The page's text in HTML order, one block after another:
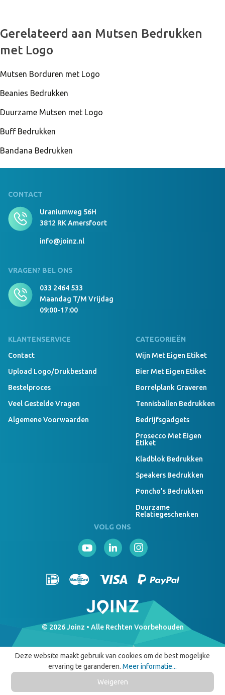
Beanie With Brim Borduring 12x6 cm donkergrijs
Beanie With Brim geen Flessengroen
Beanie With Brim geen navy
Gerelateerd aan Mutsen Bedrukken
met Logo
Mutsen Borduren met Logo
Beanies Bedrukken
Duurzame Mutsen met Logo
Buff Bedrukken
Bandana Bedrukken
CONTACT
Uraniumweg 56H
3812 RK Amersfoort
info@joinz.nl
VRAGEN? BEL ONS
033 2464 533
Maandag T/m Vrijdag
09:00-17:00
KLANTENSERVICE
Contact
Upload Logo/drukbestand
Bestelproces
Veel Gestelde Vragen
Algemene Voorwaarden
CATEGORIEËN
Wijn Met Eigen Etiket
Bier Met Eigen Etiket
Borrelplank Graveren
Tennisballen Bedrukken
Bedrijfsgadgets
Prosecco Met Eigen
Etiket
Kladblok Bedrukken
Speakers Bedrukken
Poncho's Bedrukken
Duurzame
Relatiegeschenken
VOLG ONS
© 2026 Joinz • Alle Rechten Voorbehouden
Deze website maakt gebruik van cookies om de best mogelijke
ervaring te garanderen. Meer informatie...
Weigeren